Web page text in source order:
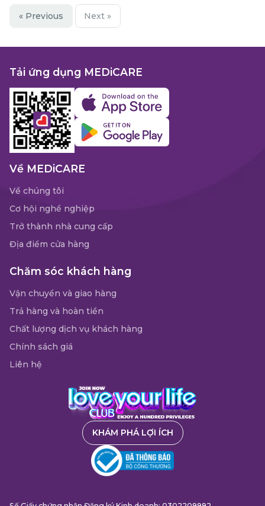
« Previous Next »
Tải ứng dụng MEDiCARE
Về MEDiCARE
Về chúng tôi
Cơ hội nghề nghiệp
Trở thành nhà cung cấp
Địa điểm cửa hàng
Chăm sóc khách hàng
Vận chuyển và giao hàng
Trả hàng và hoàn tiền
Chất lượng dịch vụ khách hàng
Chính sách giá
Liên hệ
KHÁM PHÁ LỢI ÍCH